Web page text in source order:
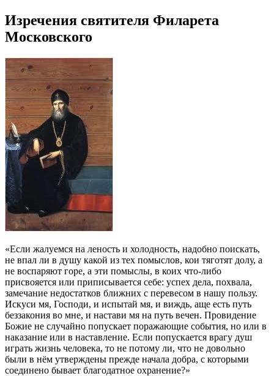
Изречения святителя Филарета
Московского
«Если жалуемся на леность и холодность, надобно поискать,
не впал ли в душу какой из тех помыслов, кои тяготят долу, а
не воспаряют горе, а эти помыслы, в коих что-либо
присвояется или приписывается себе: успех дела, похвала,
замечание недостатков ближних с перевесом в нашу пользу.
Искуси мя, Господи, и испытай мя, и виждь, аще есть путь
беззакония во мне, и настави мя на путь вечен. Провидение
Божие не случайно попускает поражающие события, но или в
наказание или в наставление. Если попускается врагу душ
играть жизнь человека, то не потому ли, что не довольно
были в нём утверждены прежде начала добра, с которыми
соединено бывает благодатное охранение?»